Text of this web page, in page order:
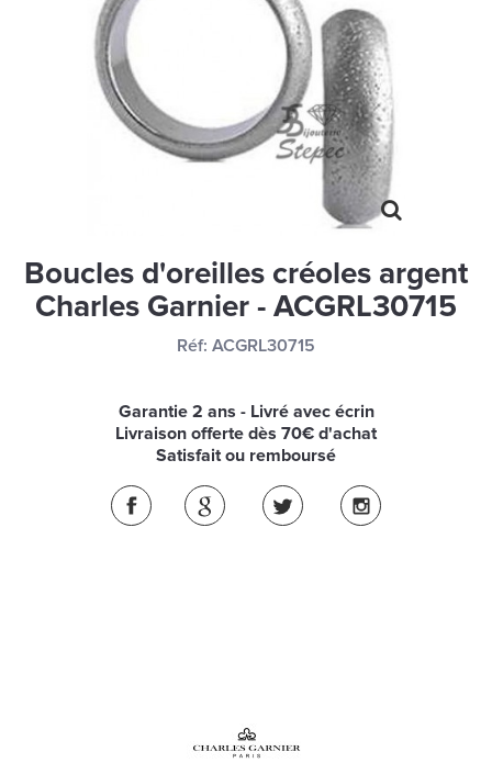
SWAROVSKI
BONNES AFFAIRES
CARTES CADEAUX
IDÉE CADEAUX
QUI SOMMES NOUS
Boucles d'oreilles créoles argent
Charles Garnier - ACGRL30715
Réf: ACGRL30715
Garantie 2 ans - Livré avec écrin
Livraison offerte dès 70€ d'achat
Satisfait ou remboursé